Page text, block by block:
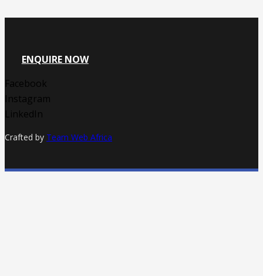
ENQUIRE NOW
Facebook
Instagram
LinkedIn
Crafted by Team Web Africa